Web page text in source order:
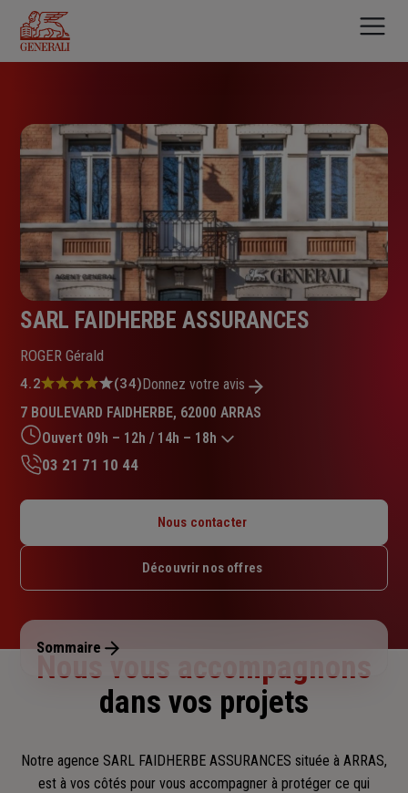
contenu
principal
SARL FAIDHERBE ASSURANCES
ROGER Gérald
Note
4.2
sur
5
étoiles
4.2 (34)Donnez votre avis
7 BOULEVARD FAIDHERBE, 62000 ARRAS
Ouvert 09h – 12h / 14h – 18h
Mardi : 09h – 12h / 14h – 18h
Jeudi : 09h – 12h / 14h – 18h
Dimanche : Fermé
03 21 71 10 44
Nous contacter
Découvrir nos offres
Sommaire
Nous vous accompagnons
dans vos projets
Notre agence SARL FAIDHERBE ASSURANCES située à ARRAS,
est à vos côtés pour vous accompagner à protéger ce qui